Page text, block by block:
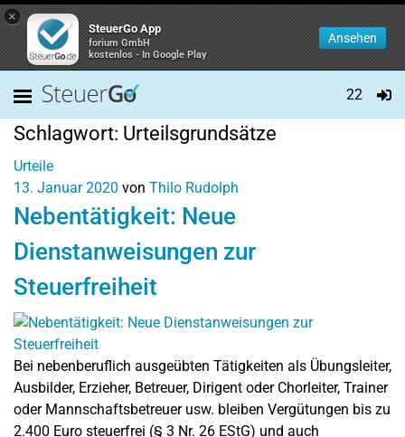
×
SteuerGo App
forium GmbH
kostenlos - In Google Play
Ansehen
22
Schlagwort: Urteilsgrundsätze
Urteile
13. Januar 2020 von Thilo Rudolph
Nebentätigkeit: Neue
Dienstanweisungen zur
Steuerfreiheit
Bei nebenberuflich ausgeübten Tätigkeiten als Übungsleiter,
Ausbilder, Erzieher, Betreuer, Dirigent oder Chorleiter, Trainer
oder Mannschaftsbetreuer usw. bleiben Vergütungen bis zu
2.400 Euro steuerfrei (§ 3 Nr. 26 EStG) und auch